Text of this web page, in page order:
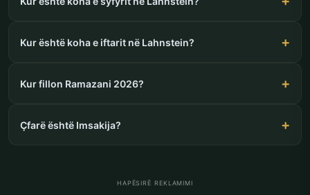
Kur është koha e iftarit në Lahnstein?
Kur fillon Ramazani 2026?
Çfarë është Imsakija?
HAPËSIRË REKLAMIMI